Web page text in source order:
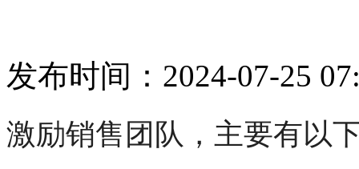
发布时间：2024-07-25
激励销售团队，主要有以